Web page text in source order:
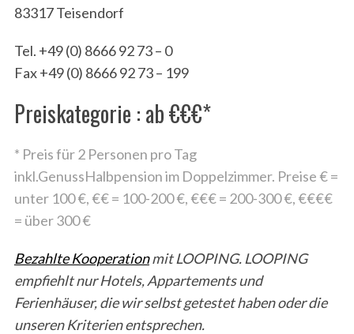
83317 Teisendorf
Tel. +49 (0) 8666 92 73 – 0
Fax +49 (0) 8666 92 73 – 199
Preiskategorie : ab €€€*
* Preis für 2 Personen pro Tag
inkl.GenussHalbpension im Doppelzimmer. Preise € =
unter 100 €, €€ = 100-200 €, €€€ = 200-300 €, €€€€
= über 300 €
Bezahlte Kooperationmit LOOPING. LOOPING
empfiehlt nur Hotels, Appartements und
Ferienhäuser, die wir selbst getestet haben oder die
unseren Kriterien entsprechen.